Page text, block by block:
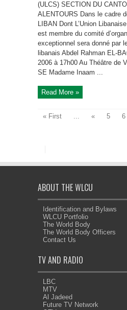
(ULCS) SECTION DU
ALENTOURS Dans le cadre
LIBAN Dont L’Union
est membre du comité
exceptionnel sera donné par
libanais Abdel Rahman EL-
2006 à 17h00 Au Théâtre de
SE Madame Inaam ...
Read More »
« First ... « 5 6
ABOUT THE WLCU
Identification and Bylaws
WLCU Portfolio
The World Body
The World Body Officers
Contact Us
TV AND RADIO
LBC
MTV
Al Jadeed
Future TV Network